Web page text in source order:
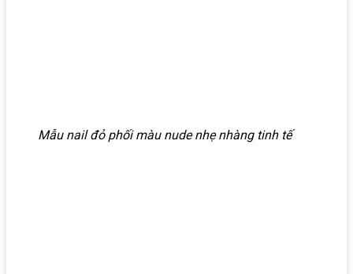
Mẫu nail đỏ phối màu nude nhẹ nhàng tinh tế